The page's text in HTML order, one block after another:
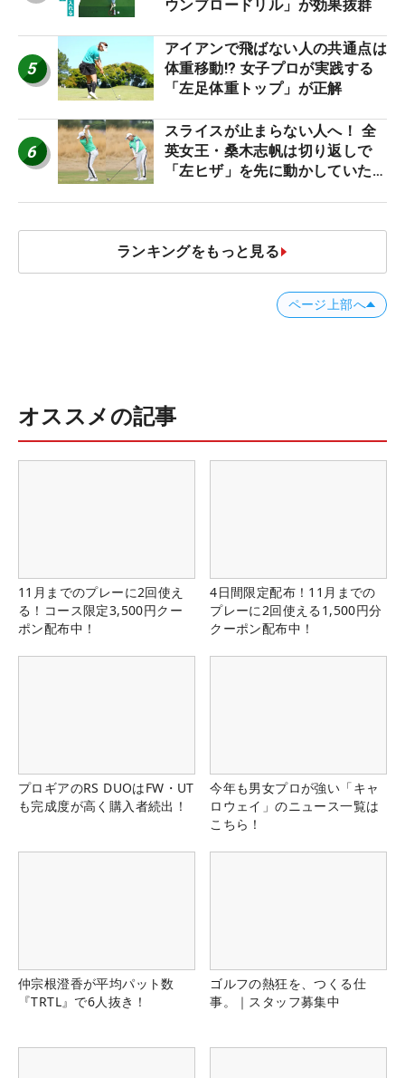
ウンブロードリル」が効果抜群
5
アイアンで飛ばない人の共通点は
体重移動!? 女子プロが実践する
「左足体重トップ」が正解
6
スライスが止まらない人へ！ 全
英女王・桑木志帆は切り返しで
「左ヒザ」を先に動かしていた
ランキングをもっと見る
ページ上部へ
オススメの記事
11月までのプレーに2回使え
る！コース限定3,500円クー
ポン配布中！
4日間限定配布！11月までの
プレーに2回使える1,500円分
クーポン配布中！
プロギアのRS DUOはFW・UT
も完成度が高く購入者続出！
今年も男女プロが強い「キャ
ロウェイ」のニュース一覧は
こちら！
仲宗根澄香が平均パット数
『TRTL』で6人抜き！
ゴルフの熱狂を、つくる仕
事。｜スタッフ募集中